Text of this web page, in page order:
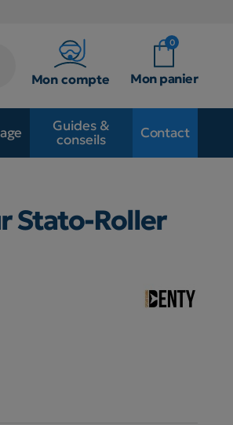
Mon compte
0
Mon panier
Guides &
conseils
Contact
Stato-Roller